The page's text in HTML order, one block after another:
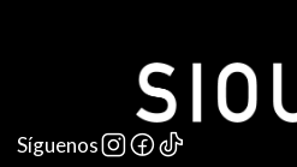
Síguenos